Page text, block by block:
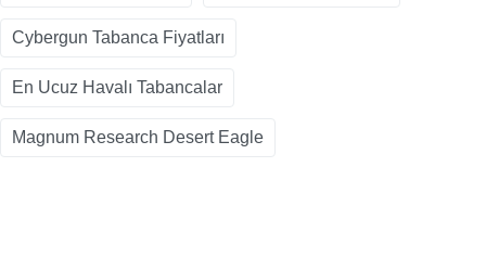
Cybergun Tabanca Fiyatları
En Ucuz Havalı Tabancalar
Magnum Research Desert Eagle